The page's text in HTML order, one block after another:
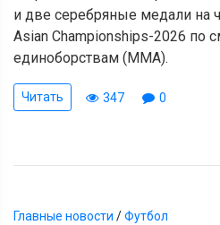
и две серебряные медали на
Asian Championships-2026 по
единоборствам (MMA).
Читать 347 0
Главные новости /Футбол